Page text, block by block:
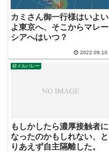
カミさん御一行様はいよい
よ東京へ、そこからマレー
シアへはいつ？
2022.09.10
@メルバレー
もしかしたら濃厚接触者に
なったのかもしれない、と
りあえず自主隔離した。